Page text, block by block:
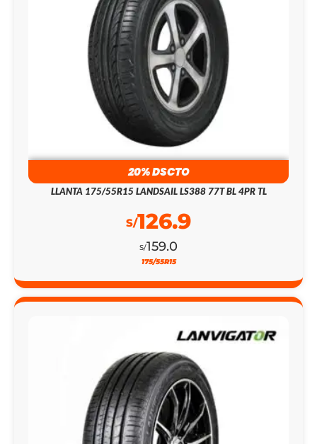
20% DSCTO
LLANTA 175/55R15 LANDSAIL LS388 77T BL 4PR TL
S/159.0
S/126.9
175/55R15